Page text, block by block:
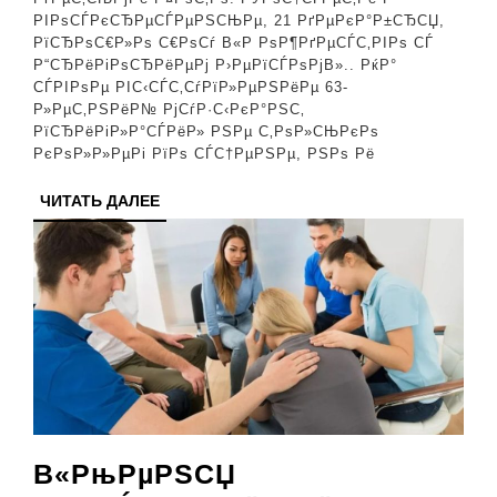
Р¶РµРЅР°
Р±Р»РёР¶Рµ
Рє
СЃС†РµРЅРµ,
РІРѕСЃРєСЂРµСЃРµРЅСЊРµ, 21 РґРµРєР°Р±СЂСЏ,
РїСЂРѕС€Р»Рѕ С€РѕСѓ В«Р РѕР¶РґРµСЃС‚РІРѕ СЃ
Р“СЂРёРіРѕСЂРёРµРј Р›РµРїСЃРѕРјВ».. РќР°
СЃРІРѕРµ РІС‹СЃС‚СѓРїР»РµРЅРёРµ 63-
Р»РµС‚РЅРёР№ РјСѓР·С‹РєР°РЅС‚
РїСЂРёРіР»Р°СЃРёР» РЅРµ С‚РѕР»СЊРєРѕ
РєРѕР»Р»РµРі РїРѕ СЃС†РµРЅРµ, РЅРѕ Рё
ЧИТАТЬ ДАЛЕЕЧИТАТЬ
ДАЛЕЕ
В«РњРµРЅСЏ